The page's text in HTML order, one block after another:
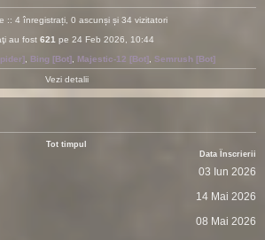
:: 4 înregistrați, 0 ascunși și 34 vizitatori
au fost 621 pe 24 Feb 2026, 10:44
Bing [Bot] Majestic-12 [Bot] Semrush [Bot]
Vezi detalii
Tot timpul
Data Înscrierii
03 Iun 2026
14 Mai 2026
08 Mai 2026